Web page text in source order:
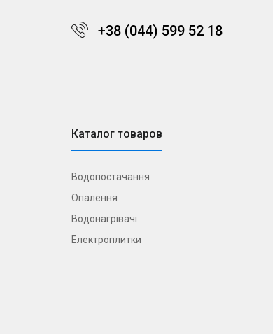
+38 (044) 599 52 18
Каталог товаров
Водопостачання
Опалення
Водонагрівачі
Електроплитки